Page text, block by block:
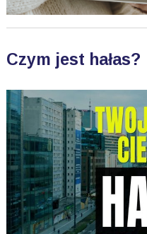
Czym jest hałas?